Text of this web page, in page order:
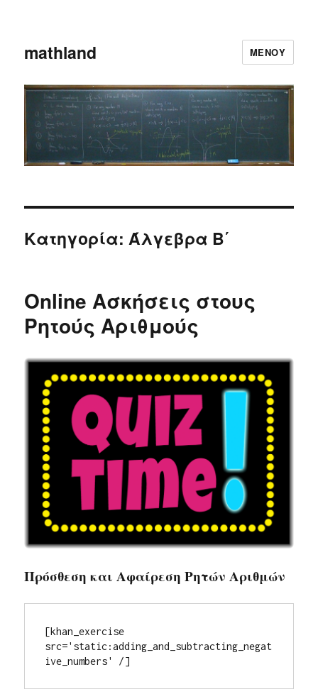
mathland ΜΕΝΟΎ
Κατηγορία: Άλγεβρα Β΄
Online Ασκήσεις στους
Ρητούς Αριθμούς
Πρόσθεση και Αφαίρεση Ρητών Αριθμών
[khan_exercise
src='static:adding_and_subtracting_negat
ive_numbers' /]